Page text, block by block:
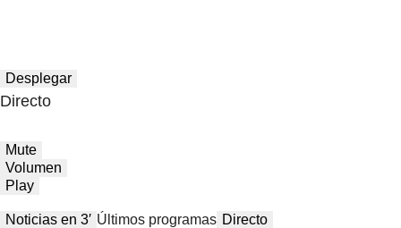
Desplegar
Directo
Mute
Volumen
Play
Noticias en 3′ Últimos programas Directo